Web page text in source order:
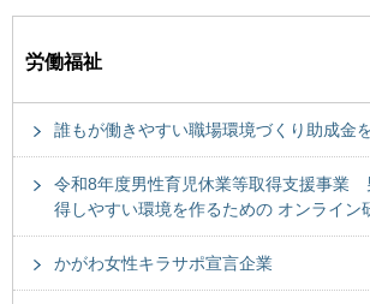
労働福祉
誰もが働きやすい職場環境づくり助成金
令和8年度男性育児休業等取得支援事業
得しやすい環境を作るための オンライン
かがわ女性キラサポ宣言企業